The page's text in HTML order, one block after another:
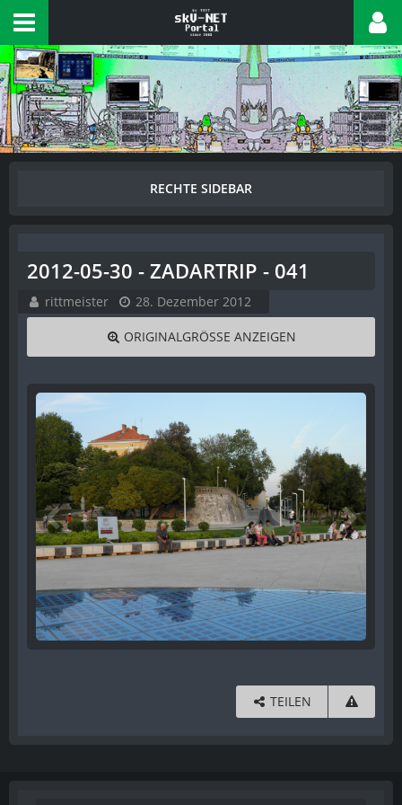
2012-05-30 - ZADARTRIP - 041
rittmeister 28. Dezember 2012
ORIGINALGRÖSSE ANZEIGEN
TEILEN